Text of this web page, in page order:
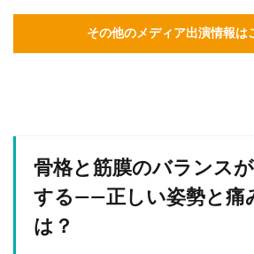
その他のメディア出演情報は
骨格と筋膜のバランス
する——正しい姿勢と痛
は？